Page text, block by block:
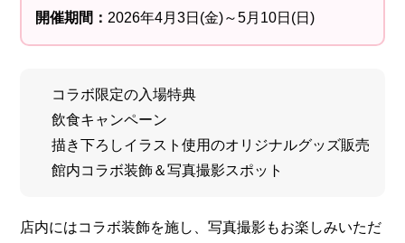
開催期間： 2026年4月3日(金)～5月10日(日)
コラボ限定の入場特典
飲食キャンペーン
描き下ろしイラスト使用のオリジナルグッズ販売
館内コラボ装飾＆写真撮影スポット
店内にはコラボ装飾を施し、写真撮影もお楽しみいただ